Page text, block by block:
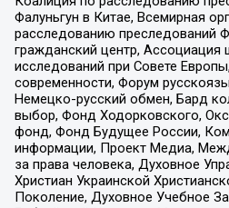
Фалуньгун в Китае, Всемирная
расследованию преследований
гражданский центр, Ассоциация
исследований при Совете
современности, Форум
Немецко-русский обмен, Бард
выбор, Фонд Ходорковского,
фонд, Фонд Будущее России,
информации, Проект Медиа,
за права человека, Духовное
Христиан Украинской
Поколение, Духовное Учебное